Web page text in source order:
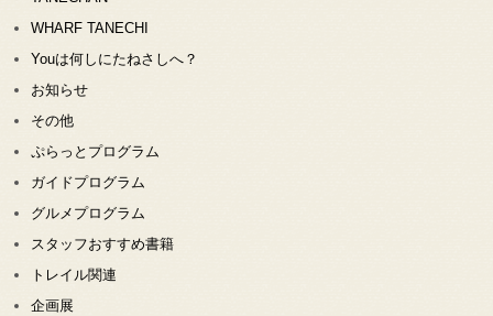
WHARF TANECHI
Youは何しにたねさしへ？
お知らせ
その他
ぷらっとプログラム
ガイドプログラム
グルメプログラム
スタッフおすすめ書籍
トレイル関連
企画展